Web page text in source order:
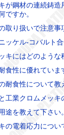
が鋼材の連続鋳
ですか。
取り扱いで注意事
ッケル-コバルト
キにはどのような
食性に優れていま
耐食性について教
工業クロムメッキ
途を教えて下さい。
の電着応力につい